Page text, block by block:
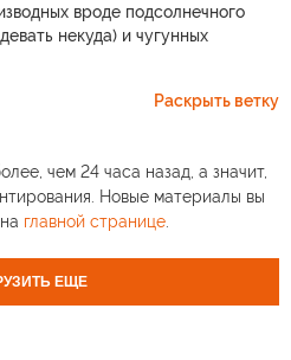
вроде подсолнечного
некуда) и чугунных
Раскрыть ветку
чем 24 часа назад, а значит,
Новые материалы вы
главной странице.
ЕЩЕ